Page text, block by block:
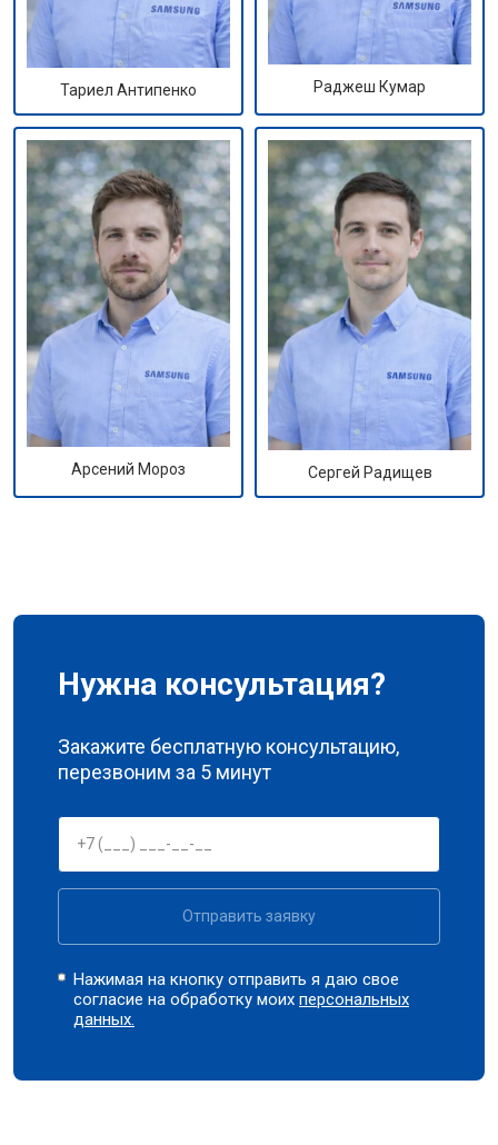
Тариел Антипенко Раджеш Кумар
Арсений Мороз Сергей Радищев
Нужна консультация?
Закажите бесплатную консультацию,
перезвоним за 5 минут
Отправить заявку
Нажимая на кнопку отправить я даю свое
согласие на обработку моихперсональных
данных.